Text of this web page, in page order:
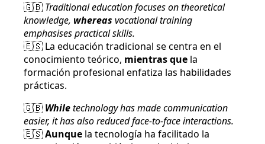
🇬🇧 Traditional education focuses on theoretical
knowledge, whereas vocational training
emphasises practical skills.
🇪🇸 La educación tradicional se centra en el
conocimiento teórico, mientras que la
formación profesional enfatiza las habilidades
prácticas.
🇬🇧 Whiletechnology has made communication
easier, it has also reduced face-to-face interactions.
🇪🇸Aunque la tecnología ha facilitado la